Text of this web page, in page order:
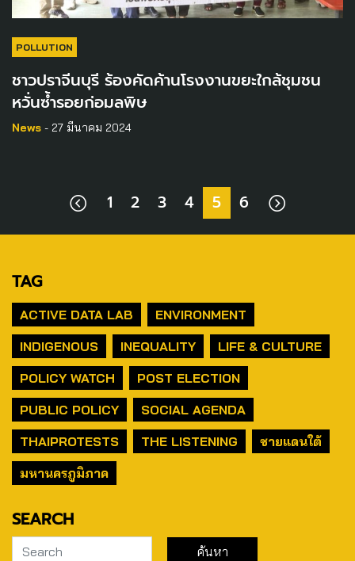
POLLUTION
ชาวปราจีนบุรี ร้องคัดค้านโรงงานขยะใกล้ชุมชน
หวั่นซ้ำรอยก่อมลพิษ
News - 27 มีนาคม 2024
1 2 3 4 5 6
TAG
ACTIVE DATA LAB
ENVIRONMENT
INDIGENOUS
INEQUALITY
LIFE & CULTURE
POLICY WATCH
POST ELECTION
PUBLIC POLICY
SOCIAL AGENDA
THAIPROTESTS
THE LISTENING
ชายแดนใต้
มหานครภูมิภาค
SEARCH